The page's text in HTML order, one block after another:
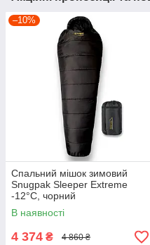
–10%
Спальний мішок зимовий
Snugpak Sleeper Extreme
-12°C, чорний
В наявності
4 374 ₴ 4 860 ₴